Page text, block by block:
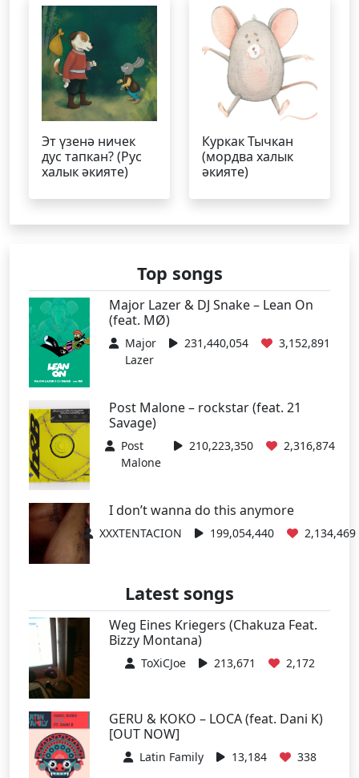
Эт үзенә ничек
дус тапкан? (Рус
халык әкияте)
Куркак Тычкан
(мордва халык
әкияте)
Top songs
Major Lazer & DJ Snake – Lean On
(feat. MØ)
Major
Lazer
231,440,054 3,152,891
Post Malone – rockstar (feat. 21
Savage)
Post
Malone
210,223,350 2,316,874
I don’t wanna do this anymore
XXXTENTACION 199,054,440 2,134,469
Latest songs
Weg Eines Kriegers (Chakuza Feat.
Bizzy Montana)
ToXiCJoe 213,671 2,172
GERU & KOKO – LOCA (feat. Dani K)
[OUT NOW]
Latin Family 13,184 338